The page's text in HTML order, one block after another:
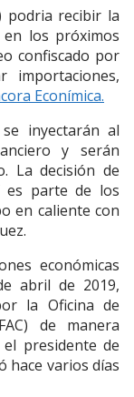
podria recibir la
los próximos
confiscado por
importaciones,
Econímica.
inyectarán al
y serán
La decisión de
es parte de los
en caliente con
económicas
abril de 2019,
la Oficina de
de manera
presidente de
hace varios días